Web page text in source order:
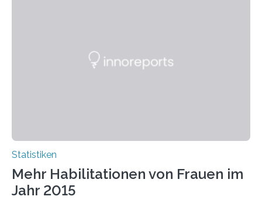
Statistiken
Mehr Habilitationen von Frauen im
Jahr 2015